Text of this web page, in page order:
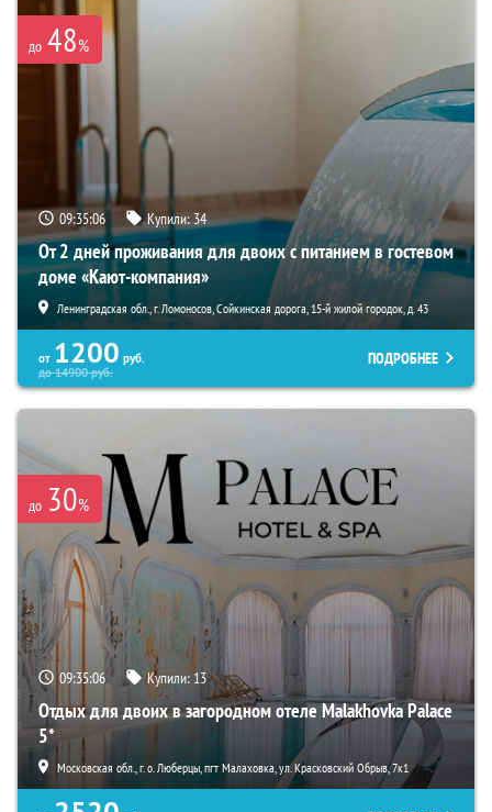
до 48%
09:35:05 Купили:34
От 2 дней проживания для двоих с питанием в гостевом
доме «Кают-компания»
Ленинградская обл., г. Ломоносов, Сойкинская дорога, 15-й жилой городок, д. 43
от 1200 руб.
до14900руб.
ПОДРОБНЕЕ
до 30%
09:35:05 Купили:13
Отдых для двоих в загородном отеле Malakhovka Palace
5*
Московская обл., г. о. Люберцы, пгт Малаховка, ул. Красковский Обрыв, 7к1